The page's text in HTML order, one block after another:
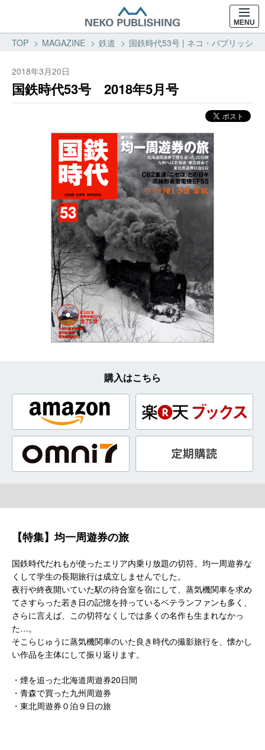
MENU
TOP MAGAZINE 鉄道 国鉄時代53号 | ネコ・パブリッシ
2018年3月20日
国鉄時代53号 2018年5月号
購入はこちら
【特集】均一周遊券の旅
国鉄時代だれもが使ったエリア内乗り放題の切符。均一周遊券な
くして学生の長期旅行は成立しませんでした。
夜行や終夜開いていた駅の待合室を宿にして、蒸気機関車を求め
てさすらった若き日の記憶を持っているベテランファンも多く、
さらに言えば、この切符なくしでは多くの名作も生まれなかっ
た…。
そこらじゅうに蒸気機関車のいた良き時代の撮影旅行を、懐かし
い作品を主体にして振り返ります。
・煙を追った北海道周遊券20日間
・青森で買った九州周遊券
・東北周遊券０泊９日の旅